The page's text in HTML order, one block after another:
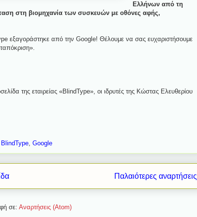
Ελλήνων από τη
στη βιομηχανία των συσκευών με οθόνες αφής,
εξαγοράστηκε από την Google! Θέλουμε να σας ευχαριστήσουμε
της εταιρείας «BlindType», οι ιδρυτές της Κώστας Ελευθερίου
BlindType, Google
Παλαιότερες αναρτήσεις
σε: Αναρτήσεις (Atom)